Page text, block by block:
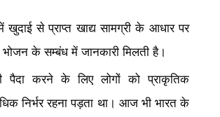
खुदाई से प्राप्त खाद्य सामग्री के आधार पर
के सम्बंध में जानकारी मिलती है।
पैदा करने के लिए लोगों को प्राकृतिक
निर्भर रहना पड़ता था। आज भी भारत के